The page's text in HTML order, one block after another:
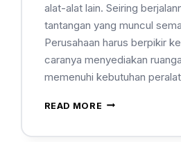
alat-alat lain. Seiring
tantangan yang muncul
Perusahaan harus berpikir
caranya menyediakan
memenuhi kebutuhan
READ MORE